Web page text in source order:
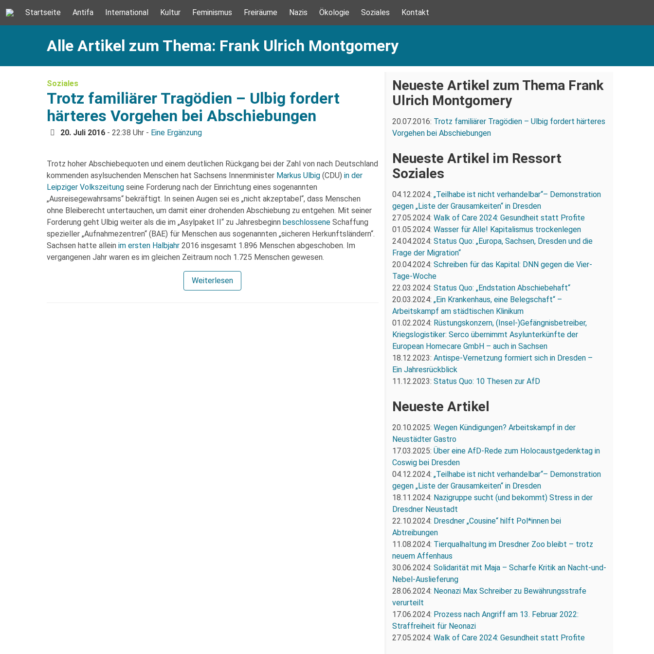
Startseite Antifa International Kultur Feminismus Freiräume Nazis Ökologie Soziales Kontakt
Alle Artikel zum Thema: Frank Ulrich Montgomery
Soziales
Trotz familiärer Tragödien – Ulbig fordert
härteres Vorgehen bei Abschiebungen
20. Juli 2016 - 22:38 Uhr - Eine Ergänzung
Trotz hoher Abschiebequoten und einem deutlichen Rückgang bei der Zahl von nach Deutschland
kommenden asylsuchenden Menschen hat Sachsens Innenminister Markus Ulbig (CDU) in der
Leipziger Volkszeitung seine Forderung nach der Einrichtung eines sogenannten
„Ausreisegewahrsams“ bekräftigt. In seinen Augen sei es „nicht akzeptabel“, dass Menschen
ohne Bleiberecht untertauchen, um damit einer drohenden Abschiebung zu entgehen. Mit seiner
Forderung geht Ulbig weiter als die im „Asylpaket II“ zu Jahresbeginn beschlossene Schaffung
spezieller „Aufnahmezentren“ (BAE) für Menschen aus sogenannten „sicheren Herkunftsländern“.
Sachsen hatte allein im ersten Halbjahr 2016 insgesamt 1.896 Menschen abgeschoben. Im
vergangenen Jahr waren es im gleichen Zeitraum noch 1.725 Menschen gewesen.
Weiterlesen
Neueste Artikel zum Thema Frank
Ulrich Montgomery
20.07.2016: Trotz familiärer Tragödien – Ulbig fordert härteres
Vorgehen bei Abschiebungen
Neueste Artikel im Ressort
Soziales
04.12.2024: „Teilhabe ist nicht verhandelbar“– Demonstration
gegen „Liste der Grausamkeiten“ in Dresden
27.05.2024: Walk of Care 2024: Gesundheit statt Profite
01.05.2024: Wasser für Alle! Kapitalismus trockenlegen
24.04.2024: Status Quo: „Europa, Sachsen, Dresden und die
Frage der Migration“
20.04.2024: Schreiben für das Kapital: DNN gegen die Vier-
Tage-Woche
22.03.2024: Status Quo: „Endstation Abschiebehaft“
20.03.2024: „Ein Krankenhaus, eine Belegschaft“ –
Arbeitskampf am städtischen Klinikum
01.02.2024: Rüstungskonzern, (Insel-)Gefängnisbetreiber,
Kriegslogistiker: Serco übernimmt Asylunterkünfte der
European Homecare GmbH – auch in Sachsen
18.12.2023: Antispe-Vernetzung formiert sich in Dresden –
Ein Jahresrückblick
11.12.2023: Status Quo: 10 Thesen zur AfD
Neueste Artikel
20.10.2025: Wegen Kündigungen? Arbeitskampf in der
Neustädter Gastro
17.03.2025: Über eine AfD-Rede zum Holocaustgedenktag in
Coswig bei Dresden
04.12.2024: „Teilhabe ist nicht verhandelbar“– Demonstration
gegen „Liste der Grausamkeiten“ in Dresden
18.11.2024: Nazigruppe sucht (und bekommt) Stress in der
Dresdner Neustadt
22.10.2024: Dresdner „Cousine“ hilft Pol*innen bei
Abtreibungen
11.08.2024: Tierqualhaltung im Dresdner Zoo bleibt – trotz
neuem Affenhaus
30.06.2024: Solidarität mit Maja – Scharfe Kritik an Nacht-und-
Nebel-Auslieferung
28.06.2024: Neonazi Max Schreiber zu Bewährungsstrafe
verurteilt
17.06.2024: Prozess nach Angriff am 13. Februar 2022:
Straffreiheit für Neonazi
27.05.2024: Walk of Care 2024: Gesundheit statt Profite